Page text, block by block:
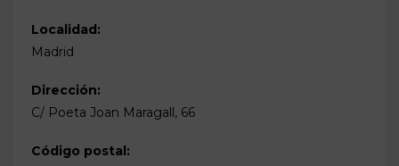
Localidad:
Madrid
Dirección:
C/ Poeta Joan Maragall, 66
Código postal: